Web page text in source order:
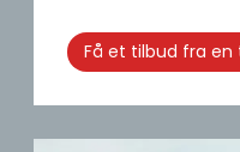
Få et tilbud fra en